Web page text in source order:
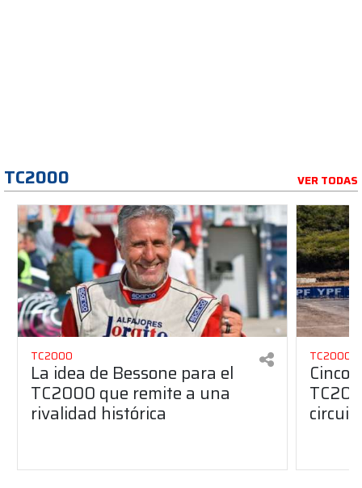
TC2000 VER TODAS
TC2000
La idea de Bessone para el
TC2000 que remite a una
rivalidad histórica
TC2000
Cinco